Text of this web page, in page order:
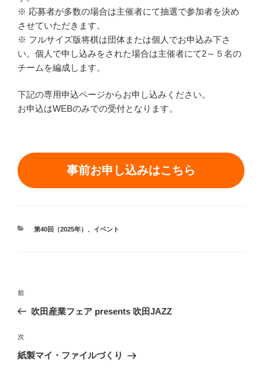
※ 応募者が多数の場合は主催者にて抽選で参加者を決め
させていただきます。
※ フルサイズ版将棋は団体または個人でお申込み下さ
い。個人で申し込みをされた場合は主催者にて2～５名の
チームを編成します。
下記の専用申込ページからお申し込みください。
お申込はWEBのみでの受付となります。
事前お申し込みはこちら
カ
第40回（2025年） 、 イベント
投
ビ
ゲ
前
の
稿
前
吹田産業フェア presents 吹田JAZZ
次
の
次
紙製マイ・ファイルづくり